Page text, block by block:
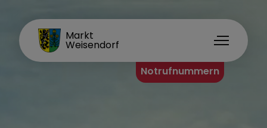
Markt
Weisendorf
FAMILIENORT
Notrufnummern